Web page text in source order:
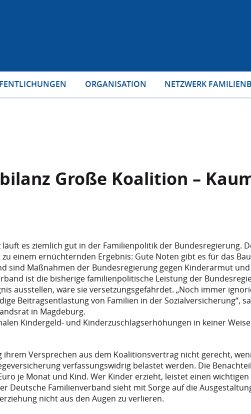
ORGANISATION NETZWERK
Große Koalition –
es ziemlich gut in der Familienpolitik der Bundesregierung.
einem ernüchternden Ergebnis: Gute Noten gibt es für das
sind Maßnahmen der Bundesregierung gegen Kinderarmut
ist die bisherige familienpolitische Leistung der
ausstellen, wäre sie versetzungsgefährdet. „Noch immer
Beitragsentlastung von Familien in der Sozialversicherung“,
in Magdeburg.
Kindergeld- und Kinderzuschlagserhöhungen in keiner
Versprechen aus dem Koalitionsvertrag nicht gerecht,
verfassungswidrig belastet werden. Die
je Monat und Kind. Wer Kinder erzieht, leistet einen
Deutsche Familienverband sieht mit Sorge auf die
nicht aus den Augen zu verlieren.